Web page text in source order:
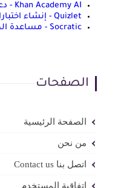
Khan Academy AI - دعم التدريس بالذكاء الاصطناعي
Quizlet - إنشاء اختبارات وبطاقات تعليمية ذكية
Socratic - مساعدة الطلاب في حل الواجبات
الصفحات
الصفحة الرئيسية
من نحن
اتصل بنا Contact us
اتفاقية المستخدم